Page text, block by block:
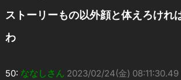
ストーリーもの以外顔と体えろけれ
わ
50: ななしさん 2023/02/24(金)